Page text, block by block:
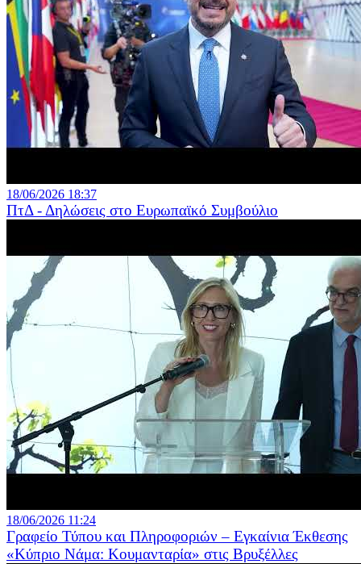
18/06/2026 18:37
ΠτΔ - Δηλώσεις στο Ευρωπαϊκό Συμβούλιο
18/06/2026 11:24
Γραφείο Τύπου και Πληροφοριών – Εγκαίνια Έκθεσης
«Κύπριο Νάμα: Κουμανταρία» στις Βρυξέλλες